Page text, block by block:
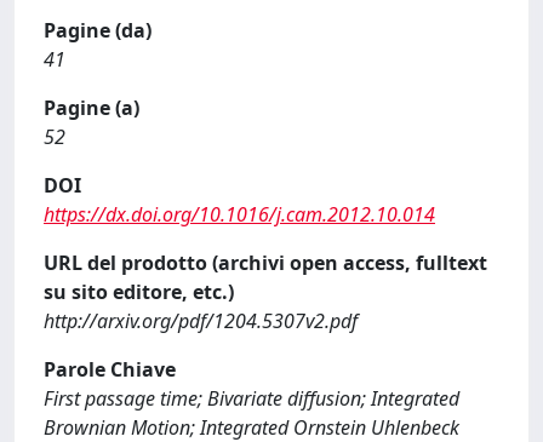
Pagine (da)
41
Pagine (a)
52
DOI
https://dx.doi.org/10.1016/j.cam.2012.10.014
URL del prodotto (archivi open access, fulltext
su sito editore, etc.)
http://arxiv.org/pdf/1204.5307v2.pdf
Parole Chiave
First passage time; Bivariate diffusion; Integrated
Brownian Motion; Integrated Ornstein Uhlenbeck